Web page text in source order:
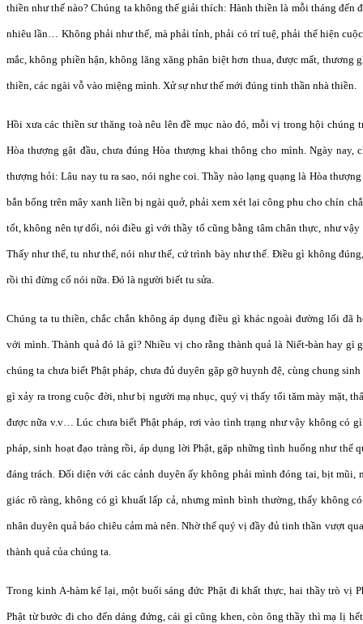
thiền như thế nào? Chúng ta không thể giải thích: Hành thiền là mỗi tháng đến
nhiêu lần… Không phải như thế, mà phải tỉnh, phải có trí tuệ, phải thể hiện
mắc, không phiền hận, không lăng xăng phân biệt hơn thua, được mất,
thiền, các ngài vỗ vào miệng mình. Xử sự như thế mới đúng tinh thần nhà thiền.
Hồi xưa các thiền sư thăng toà nêu lên đề mục nào đó, mỗi vị trong hội chúng
Hòa thượng gật đầu, chưa đúng Hòa thượng khai thông cho mình. Ngày nay,
thượng hỏi: Lâu nay tu ra sao, nói nghe coi. Thầy nào lạng quạng là Hòa
bắn bổng trên mây xanh liền bị ngài quở, phải xem xét lại công phu cho chín
tốt, không nên tự dối, nói điều gì với thầy tổ cũng bằng tâm chân thực, như
Thấy như thế, tu như thế, nói như thế, cứ trình bày như thế. Điều gì không
rồi thì đừng cố nói nữa. Đó là người biết tu sửa.
Chúng ta tu thiền, chắc chắn không áp dụng điều gì khác ngoài đường lối đã
với mình. Thành quả đó là gì? Nhiều vị cho rằng thành quả là Niết-bàn hay gì
chúng ta chưa biết Phật pháp, chưa đủ duyên gặp gỡ huynh đệ, cùng chung
gì xảy ra trong cuộc đời, như bị người mạ nhục, quý vị thấy tối tăm mày mặt,
được nữa v.v… Lúc chưa biết Phật pháp, rơi vào tình trạng như vậy không có
pháp, sinh hoạt đạo tràng rồi, áp dụng lời Phật, gặp những tình huống như thế
đáng trách. Đối diện với các cảnh duyên ấy không phải mình đóng tai, bịt mũi,
giác rõ ràng, không có gì khuất lấp cả, nhưng mình bình thường, thấy không
nhân duyên quả báo chiêu cảm mà nên. Nhờ thế quý vị đầy đủ tinh thần vượt
thành quả của chúng ta.
Trong kinh A-hàm kể lại, một buổi sáng đức Phật đi khất thực, hai thầy trò vị
Phật từ bước đi cho đến dáng đứng, cái gì cũng khen, còn ông thầy thì mạ lị